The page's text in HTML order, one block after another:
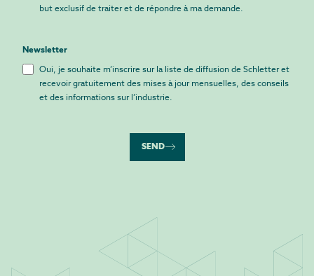
but exclusif de traiter et de répondre à ma demande.
Newsletter
Oui, je souhaite m’inscrire sur la liste de diffusion de Schletter et
recevoir gratuitement des mises à jour mensuelles, des conseils
et des informations sur l’industrie.
SEND